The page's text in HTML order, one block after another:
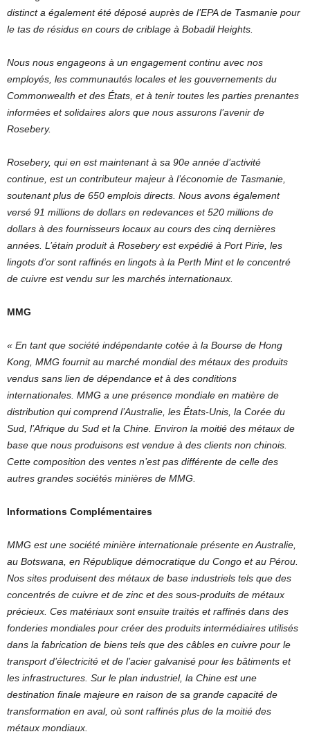
distinct a également été déposé auprès de l’EPA de Tasmanie pour
le tas de résidus en cours de criblage à Bobadil Heights.
Nous nous engageons à un engagement continu avec nos
employés, les communautés locales et les gouvernements du
Commonwealth et des États, et à tenir toutes les parties prenantes
informées et solidaires alors que nous assurons l’avenir de
Rosebery.
Rosebery, qui en est maintenant à sa 90e année d’activité
continue, est un contributeur majeur à l’économie de Tasmanie,
soutenant plus de 650 emplois directs. Nous avons également
versé 91 millions de dollars en redevances et 520 millions de
dollars à des fournisseurs locaux au cours des cinq dernières
années. L’étain produit à Rosebery est expédié à Port Pirie, les
lingots d’or sont raffinés en lingots à la Perth Mint et le concentré
de cuivre est vendu sur les marchés internationaux.
MMG
« En tant que société indépendante cotée à la Bourse de Hong
Kong, MMG fournit au marché mondial des métaux des produits
vendus sans lien de dépendance et à des conditions
internationales. MMG a une présence mondiale en matière de
distribution qui comprend l’Australie, les États-Unis, la Corée du
Sud, l’Afrique du Sud et la Chine. Environ la moitié des métaux de
base que nous produisons est vendue à des clients non chinois.
Cette composition des ventes n’est pas différente de celle des
autres grandes sociétés minières de MMG.
Informations Complémentaires
MMG est une société minière internationale présente en Australie,
au Botswana, en République démocratique du Congo et au Pérou.
Nos sites produisent des métaux de base industriels tels que des
concentrés de cuivre et de zinc et des sous-produits de métaux
précieux. Ces matériaux sont ensuite traités et raffinés dans des
fonderies mondiales pour créer des produits intermédiaires utilisés
dans la fabrication de biens tels que des câbles en cuivre pour le
transport d’électricité et de l’acier galvanisé pour les bâtiments et
les infrastructures. Sur le plan industriel, la Chine est une
destination finale majeure en raison de sa grande capacité de
transformation en aval, où sont raffinés plus de la moitié des
métaux mondiaux.